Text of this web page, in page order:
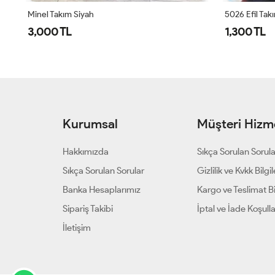
Minel Takım Siyah
3,000 TL
5026 Efil
1,300 TL
Kurumsal
Hakkımızda
Sıkça Sorulan Sorular
Banka Hesaplarımız
Sipariş Takibi
İletişim
Müşteri
Sıkça Sorulan
Gizlilik ve Kvkk
Kargo ve Teslimat
İptal ve İade